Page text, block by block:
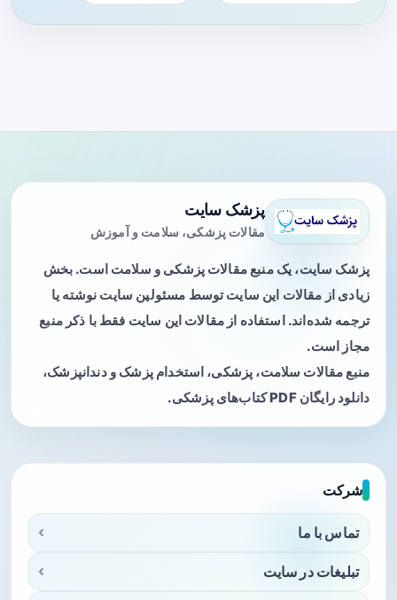
پزشک سایت
مقالات پزشکی، سلامت و آموزش
پزشک سایت، یک منبع مقالات پزشکی و سلامت است. بخش
زیادی از مقالات این سایت توسط مسئولین سایت نوشته یا
ترجمه شده‌اند. استفاده از مقالات این سایت فقط با ذکر منبع
مجاز است.
منبع مقالات سلامت، پزشکی، استخدام پزشک و دندانپزشک،
دانلود رایگان PDF کتاب‌های پزشکی.
شرکت
تماس با ما
تبلیغات در سایت